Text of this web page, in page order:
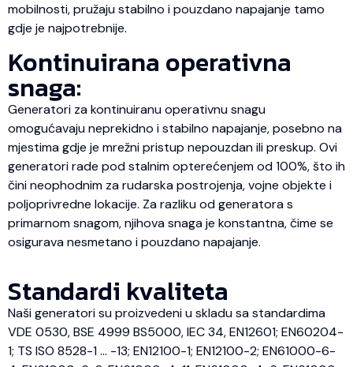
mobilnosti, pružaju stabilno i pouzdano napajanje tamo
gdje je najpotrebnije.
Kontinuirana operativna
snaga:
Generatori za kontinuiranu operativnu snagu
omogućavaju neprekidno i stabilno napajanje, posebno na
mjestima gdje je mrežni pristup nepouzdan ili preskup. Ovi
generatori rade pod stalnim opterećenjem od 100%, što ih
čini neophodnim za rudarska postrojenja, vojne objekte i
poljoprivredne lokacije. Za razliku od generatora s
primarnom snagom, njihova snaga je konstantna, čime se
osigurava nesmetano i pouzdano napajanje.
Standardi kvaliteta
Naši generatori su proizvedeni u skladu sa standardima
VDE 0530, BSE 4999 BS5000, IEC 34, EN12601; EN60204-
1; TS ISO 8528-1 … -13; EN12100-1; EN12100-2; EN61000-6-